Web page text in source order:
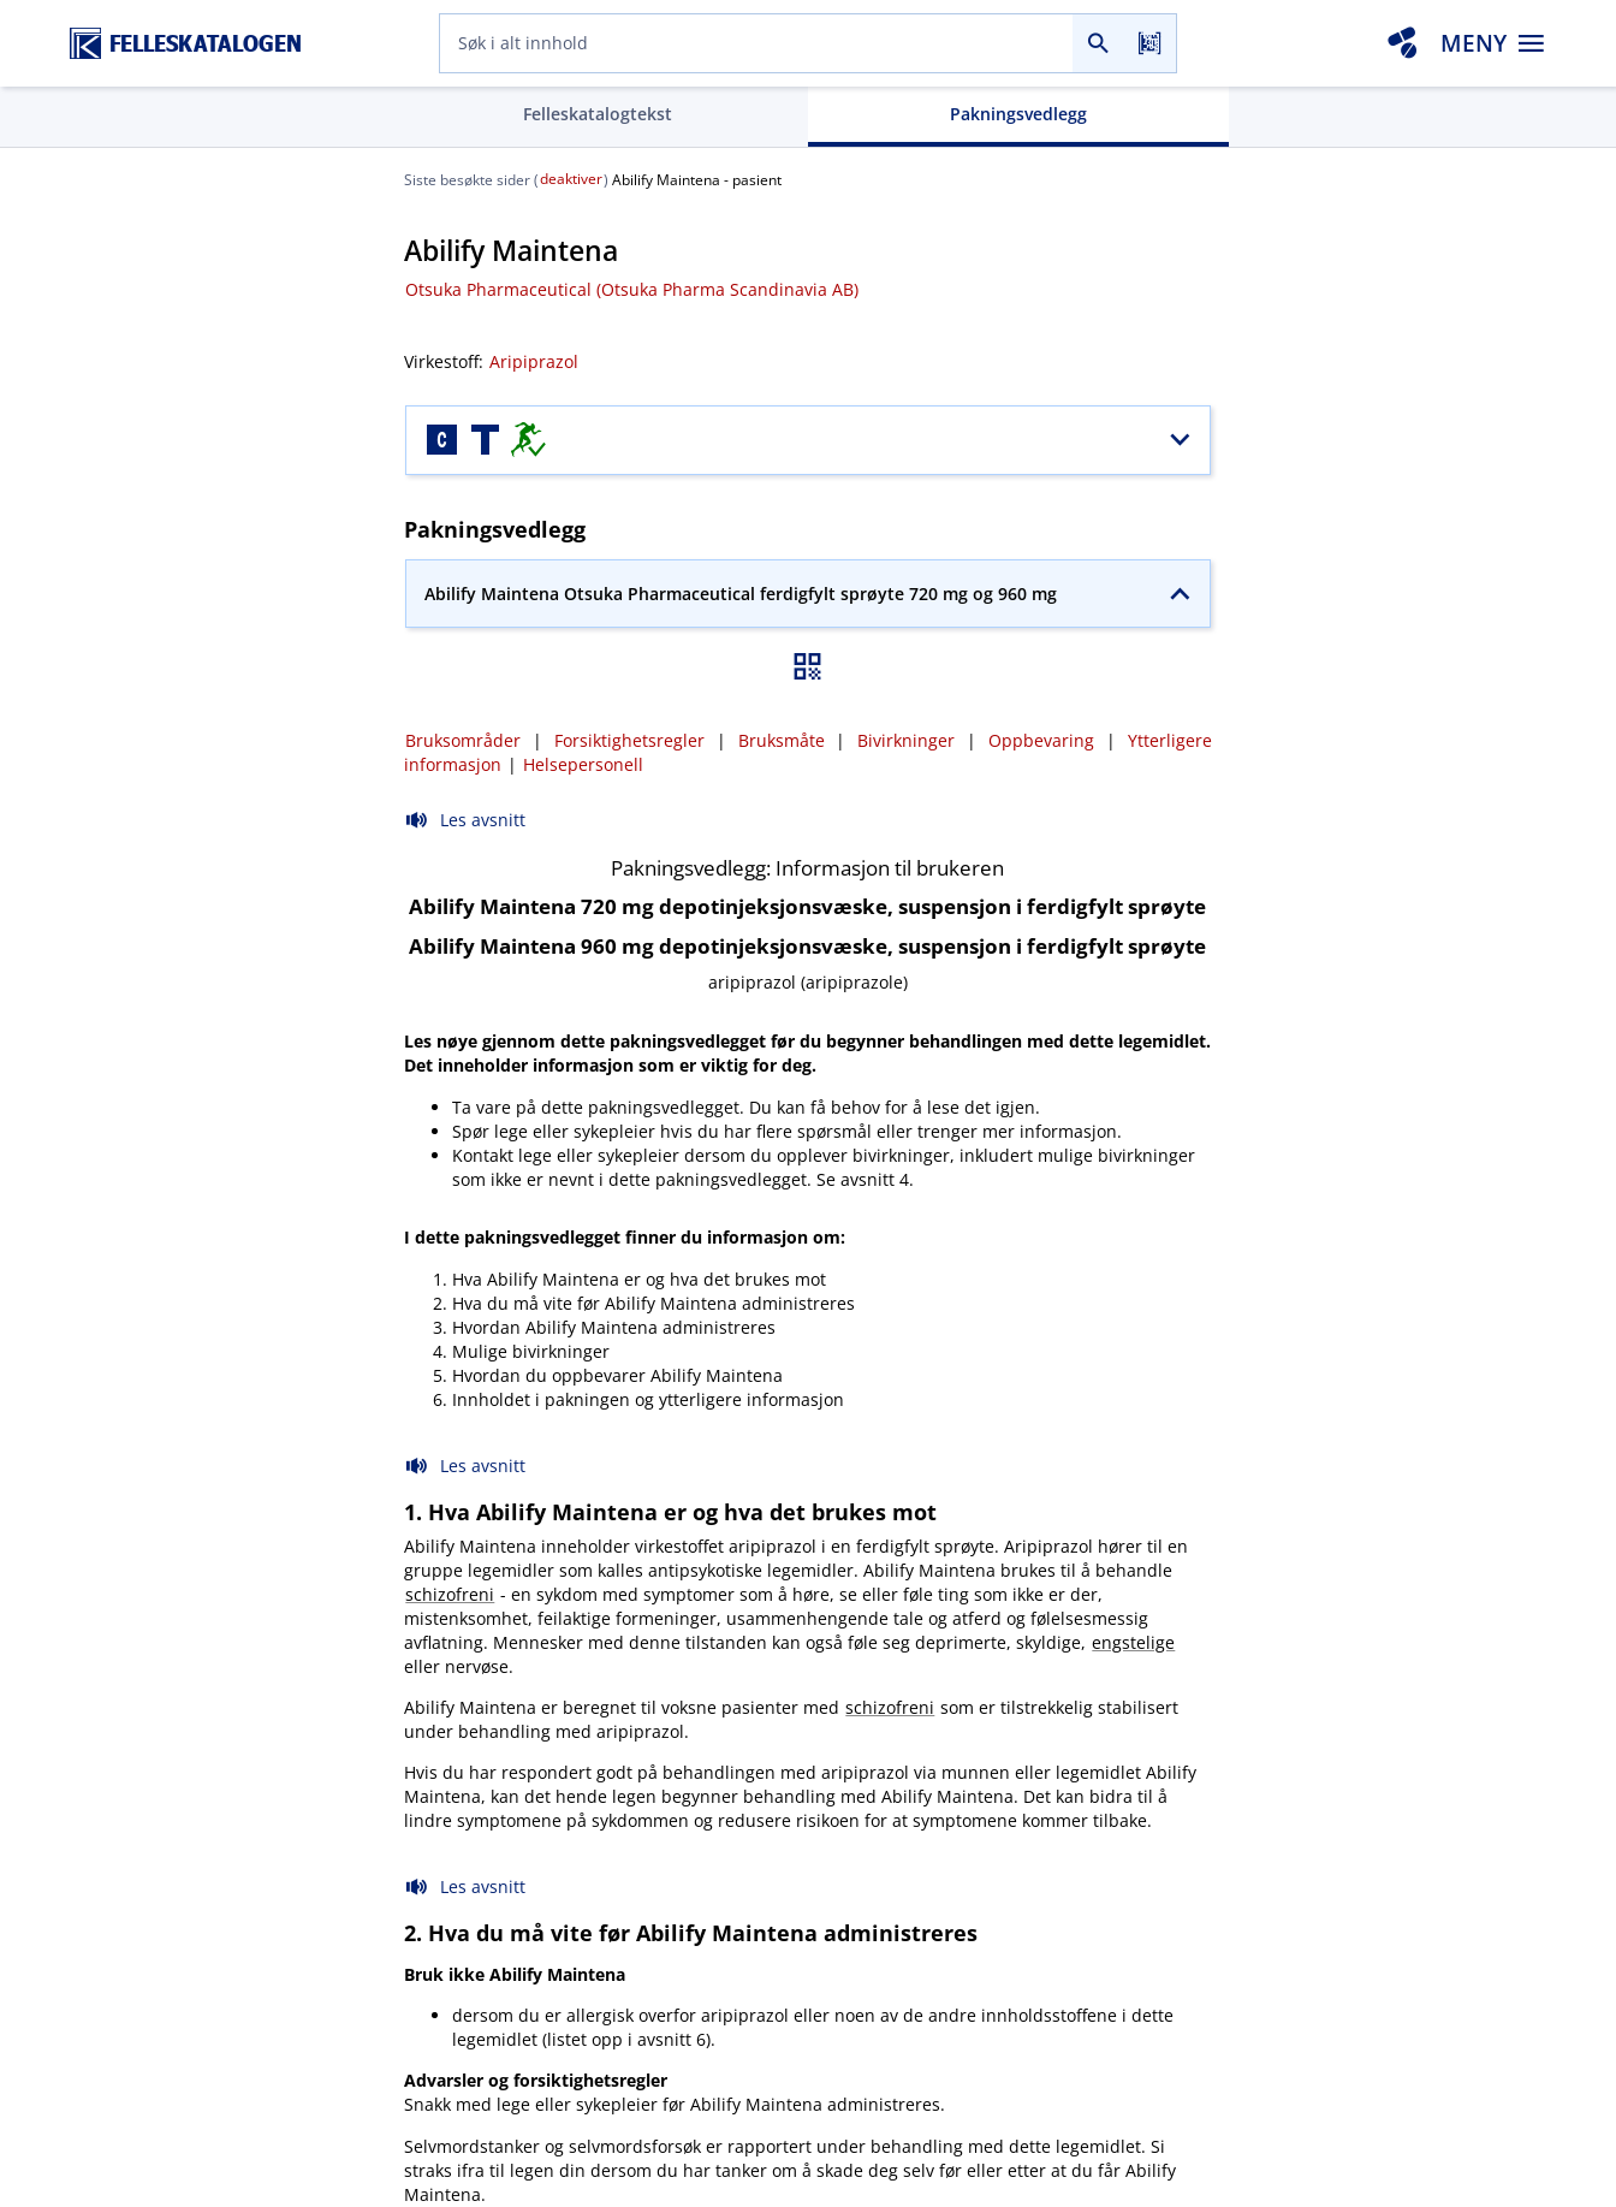
FELLESKATALOGEN MENY
Felleskatalogtekst Pakningsvedlegg
Siste besøkte sider (deaktiver) Abilify Maintena - pasient
Abilify Maintena
Otsuka Pharmaceutical (Otsuka Pharma Scandinavia AB)
Virkestoff: Aripiprazol
Pakningsvedlegg
Abilify Maintena Otsuka Pharmaceutical ferdigfylt sprøyte 720 mg og 960 mg
Bruksområder | Forsiktighetsregler | Bruksmåte | Bivirkninger | Oppbevaring | Ytterligere
informasjon | Helsepersonell
Les avsnitt
Pakningsvedlegg: Informasjon til brukeren
Abilify Maintena 720 mg depotinjeksjonsvæske, suspensjon i ferdigfylt sprøyte
Abilify Maintena 960 mg depotinjeksjonsvæske, suspensjon i ferdigfylt sprøyte
aripiprazol (aripiprazole)
Les nøye gjennom dette pakningsvedlegget før du begynner behandlingen med dette legemidlet.
Det inneholder informasjon som er viktig for deg.
Ta vare på dette pakningsvedlegget. Du kan få behov for å lese det igjen.
Spør lege eller sykepleier hvis du har flere spørsmål eller trenger mer informasjon.
Kontakt lege eller sykepleier dersom du opplever bivirkninger, inkludert mulige bivirkninger
som ikke er nevnt i dette pakningsvedlegget. Se avsnitt 4.
I dette pakningsvedlegget finner du informasjon om:
Hva Abilify Maintena er og hva det brukes mot
Hva du må vite før Abilify Maintena administreres
Hvordan Abilify Maintena administreres
Mulige bivirkninger
Hvordan du oppbevarer Abilify Maintena
Innholdet i pakningen og ytterligere informasjon
Les avsnitt
1. Hva Abilify Maintena er og hva det brukes mot
Abilify Maintena inneholder virkestoffet aripiprazol i en ferdigfylt sprøyte. Aripiprazol hører til en
gruppe legemidler som kalles antipsykotiske legemidler. Abilify Maintena brukes til å behandle
schizofreni - en sykdom med symptomer som å høre, se eller føle ting som ikke er der,
mistenksomhet, feilaktige formeninger, usammenhengende tale og atferd og følelsesmessig
avflatning. Mennesker med denne tilstanden kan også føle seg deprimerte, skyldige, engstelige
eller nervøse.
Abilify Maintena er beregnet til voksne pasienter med schizofreni som er tilstrekkelig stabilisert
under behandling med aripiprazol.
Hvis du har respondert godt på behandlingen med aripiprazol via munnen eller legemidlet Abilify
Maintena, kan det hende legen begynner behandling med Abilify Maintena. Det kan bidra til å
lindre symptomene på sykdommen og redusere risikoen for at symptomene kommer tilbake.
Les avsnitt
2. Hva du må vite før Abilify Maintena administreres
Bruk ikke Abilify Maintena
dersom du er allergisk overfor aripiprazol eller noen av de andre innholdsstoffene i dette
legemidlet (listet opp i avsnitt 6).
Advarsler og forsiktighetsregler
Snakk med lege eller sykepleier før Abilify Maintena administreres.
Selvmordstanker og selvmordsforsøk er rapportert under behandling med dette legemidlet. Si
straks ifra til legen din dersom du har tanker om å skade deg selv før eller etter at du får Abilify
Maintena.